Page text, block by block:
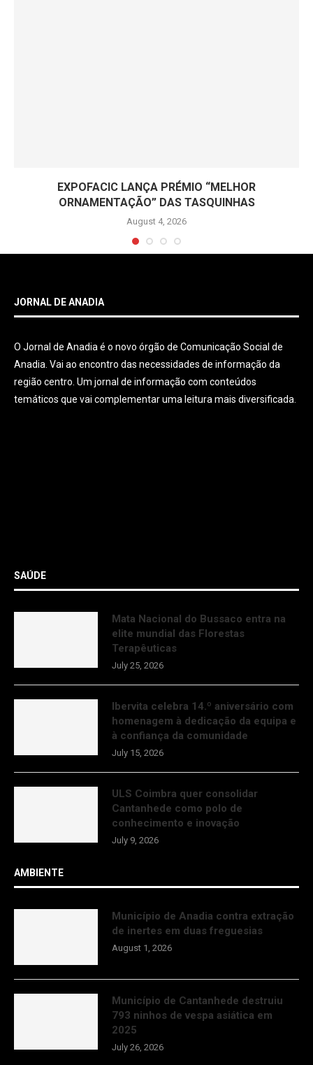
EXPOFACIC LANÇA PRÉMIO “MELHOR
ORNAMENTAÇÃO” DAS TASQUINHAS
August 4, 2026
JORNAL DE ANADIA
O Jornal de Anadia é o novo órgão de Comunicação Social de
Anadia. Vai ao encontro das necessidades de informação da
região centro. Um jornal de informação com conteúdos
temáticos que vai complementar uma leitura mais diversificada.
SAÚDE
Mata Nacional do Bussaco entra na
elite mundial das Florestas
Terapêuticas
July 25, 2026
Ibervita celebra 14.º aniversário com
homenagem à dedicação da equipa e
à confiança da comunidade
July 15, 2026
ULS Coimbra quer consolidar
Cantanhede como polo de
conhecimento e inovação
July 9, 2026
AMBIENTE
Município de Anadia contra extração
de inertes em duas freguesias
August 1, 2026
Município de Cantanhede destruiu
793 ninhos de vespa asiática em
2025
July 26, 2026